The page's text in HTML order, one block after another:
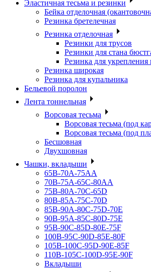
Эластичная тесьма и резинки
Бейка отделочная
Резинка бретелечная
Резинка отделочная
Резинки для трусов
Резинки для стана
Резинка для укрепления
Резинка широкая
Резинка для купальника
Бельевой поролон
Лента тоннельная
Ворсовая тесьма
Ворсовая тесьма (под
Ворсовая тесьма (под
Бесшовная
Двухшовная
Чашки, вкладыши
65B-70A-75АА
70В-75А-65С-80АА
75В-80А-70С-65D
80В-85А-75С-70D
85В-90А-80С-75D-70E
90B-95A-85C-80D-75E
95B-90C-85D-80E-75F
100B-95C-90D-85E-80F
105B-100C-95D-90E-85F
110B-105C-100D-95E-90F
Вкладыши